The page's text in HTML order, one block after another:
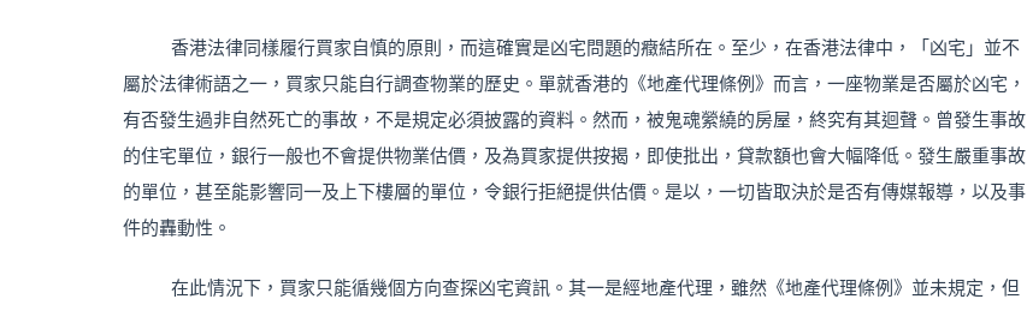
香港法律同樣履行買家自慎的原則，而這確實是凶宅問題的癥結所在。至少，在香港法律中，「凶宅」並不
屬於法律術語之一，買家只能自行調查物業的歷史。單就香港的《地產代理條例》而言，一座物業是否屬於凶宅，
有否發生過非自然死亡的事故，不是規定必須披露的資料。然而，被鬼魂縈繞的房屋，終究有其迴聲。曾發生事故
的住宅單位，銀行一般也不會提供物業估價，及為買家提供按揭，即使批出，貸款額也會大幅降低。發生嚴重事故
的單位，甚至能影響同一及上下樓層的單位，令銀行拒絕提供估價。是以，一切皆取決於是否有傳媒報導，以及事
件的轟動性。
在此情況下，買家只能循幾個方向查探凶宅資訊。其一是經地產代理，雖然《地產代理條例》並未規定，但